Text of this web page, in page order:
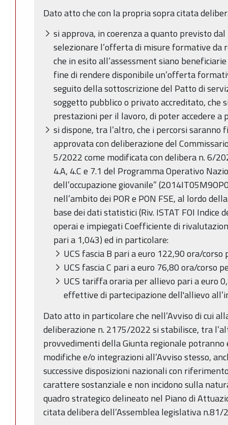
Dato atto che con la propria sopra citata
si approva, in coerenza a quanto previsto dal
selezionare l’offerta di misure formative da
che in esito all’assessment siano
fine di rendere disponibile un’offerta
seguito della sottoscrizione del Patto di
soggetto pubblico o privato accreditato, che
prestazioni per il lavoro, di poter accedere
si dispone, tra l’altro, che i percorsi saranno
approvata con deliberazione del
5/2022 come modificata con delibera n. 6/
4.A, 4.C e 7.1 del Programma Operativo
dell’occupazione giovanile”
nell’ambito dei POR e PON FSE, al lordo
base dei dati statistici (Riv. ISTAT FOI Indice
operai e impiegati Coefficiente di
pari a 1,043) ed in particolare:
UCS fascia B pari a euro 122,90 ora/corso
UCS fascia C pari a euro 76,80 ora/corso
UCS tariffa oraria per allievo pari a euro
effettive di partecipazione dell'allievo
Dato atto in particolare che nell’Avviso di cui
deliberazione n. 2175/2022 si stabilisce, tra
provvedimenti della Giunta regionale
modifiche e/o integrazioni all’Avviso stesso,
successive disposizioni nazionali con
carattere sostanziale e non incidono sulla
quadro strategico delineato nel Piano di
citata delibera dell’Assemblea legislativa n.81/